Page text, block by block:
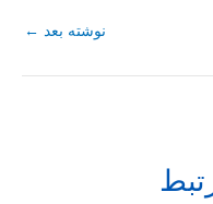
نوشته بعد ←